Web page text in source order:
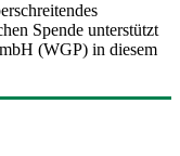
Spende unterstützt
(WGP) in diesem